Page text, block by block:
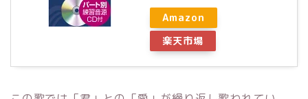
Amazon
楽天市場